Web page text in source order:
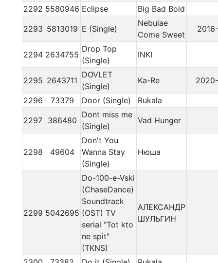
2292 5580946 Eclipse Big Bad Bold
2293 5813019 E (Single)
Nebulae
Come Sweet
2294 2634755
Drop Top
(Single)
INKI
2295 2643711
DOVLET
(Single)
Ka-Re
2296 73379 Door (Single) Rukala
2297 386480
Dont miss me
(Single)
Vad Hunger
2298 49604
Don't You
Wanna Stay
(Single)
Нюша
2299 5042695
Do-100-e-Vski
(ChaseDance)
Soundtrack
(OST) TV
serial "Tot kto
ne spit"
(TKNS)
АЛЕКСАНДР
ШУЛЬГИН